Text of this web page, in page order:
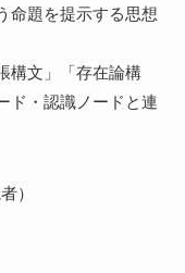
命題を提示する思想
構文」「存在論構
ド・認識ノードと連
）